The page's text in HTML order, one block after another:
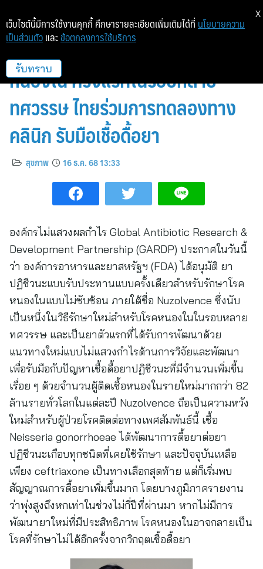
สหรัฐฯ อนุมัติยาใหม่รักษาโรค
หนองใน ครั้งแรกในรอบหลาย
ทศวรรษ ไทยร่วมการทดลองทาง
คลินิก รับมือเชื้อดื้อยา
สุขภาพ 16 ธ.ค. 68 13:33
องค์กรไม่แสวงผลกำไร Global Antibiotic Research &
Development Partnership (GARDP) ประกาศในวันนี้
ว่า องค์การอาหารและยาสหรัฐฯ (FDA) ได้อนุมัติ ยา
ปฏิชีวนะแบบรับประทานแบบครั้งเดียวสำหรับรักษาโรค
หนองในแบบไม่ซับซ้อน ภายใต้ชื่อ Nuzolvence ซึ่งนับ
เป็นหนึ่งในวิธีรักษาใหม่สำหรับโรคหนองในในรอบหลาย
ทศวรรษ และเป็นยาตัวแรกที่ได้รับการพัฒนาด้วย
แนวทางใหม่แบบไม่แสวงกำไรด้านการวิจัยและพัฒนา
เพื่อรับมือกับปัญหาเชื้อดื้อยาปฏิชีวนะที่มีจำนวนเพิ่มขี้น
เรื่อย ๆ ด้วยจำนวนผู้ติดเชื้อหนองในรายใหม่มากกว่า 82
ล้านรายทั่วโลกในแต่ละปี Nuzolvence ถือเป็นความหวัง
ใหม่สำหรับผู้ป่วยโรคติดต่อทางเพศสัมพันธ์นี้ เชื้อ
Neisseria gonorrhoeae ได้พัฒนาการดื้อยาต่อยา
ปฏิชีวนะเกือบทุกชนิดที่เคยใช้รักษา และปัจจุบันเหลือ
เพียง ceftriaxone เป็นทางเลือกสุดท้าย แต่ก็เริ่มพบ
สัญญาณการดื้อยาเพิ่มขึ้นมาก โดยบางภูมิภาครายงาน
ว่าพุ่งสูงถึงหกเท่าในช่วงไม่กี่ปีที่ผ่านมา หากไม่มีการ
พัฒนายาใหม่ที่มีประสิทธิภาพ โรคหนองในอาจกลายเป็น
โรคที่รักษาไม่ได้อีกครั้งจากวิกฤตเชื้อดื้อยา
เว็บไซต์นี้มีการใช้งานคุกกี้ ศึกษารายละเอียดเพิ่มเติมได้ที่ นโยบายความ
เป็นส่วนตัว และ ข้อตกลงการใช้บริการ
รับทราบ
X